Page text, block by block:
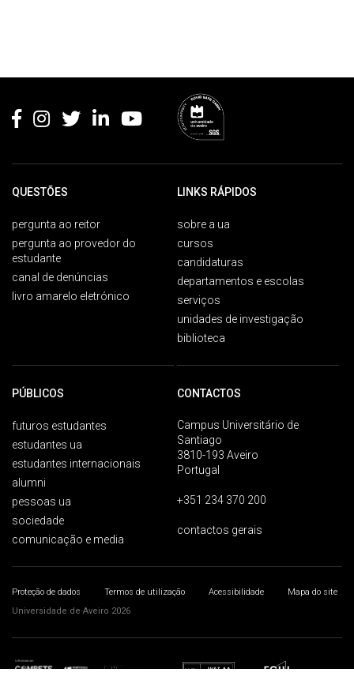
QUESTÕES
pergunta ao reitor
pergunta ao provedor do
estudante
canal de denúncias
livro amarelo eletrónico
LINKS RÁPIDOS
sobre a ua
cursos
candidaturas
departamentos e escolas
serviços
unidades de investigação
biblioteca
PÚBLICOS
futuros estudantes
estudantes ua
estudantes internacionais
alumni
pessoas ua
sociedade
comunicação e media
CONTACTOS
Campus Universitário de
Santiago
3810-193 Aveiro
Portugal
+351 234 370 200
contactos gerais
Proteção de dados Termos de utilização Acessibilidade
Mapa do site
Universidade de Aveiro 2026